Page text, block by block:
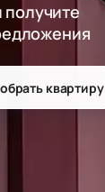
получите
квартиру